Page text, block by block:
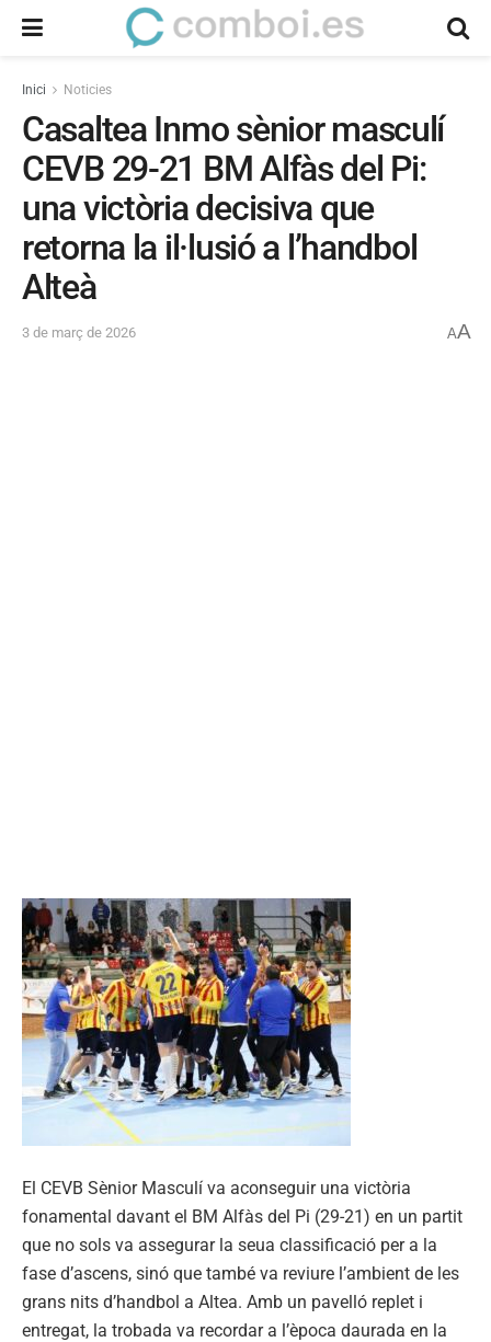
Inici Noticies
Casaltea Inmo sènior masculí
CEVB 29-21 BM Alfàs del Pi:
una victòria decisiva que
retorna la il·lusió a l’handbol
Alteà
3 de març de 2026 AA
El CEVB Sènior Masculí va aconseguir una victòria
fonamental davant el BM Alfàs del Pi (29-21) en un partit
que no sols va assegurar la seua classificació per a la
fase d’ascens, sinó que també va reviure l’ambient de les
grans nits d’handbol a Altea. Amb un pavelló replet i
entregat, la trobada va recordar a l’època daurada en la